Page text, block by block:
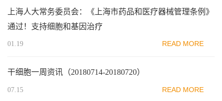
上海人大常务委员会：《上海市药品和医疗器械管理条例》
通过！支持细胞和基因治疗
01.19 READ MORE
干细胞一周资讯（20180714-20180720）
07.15 READ MORE